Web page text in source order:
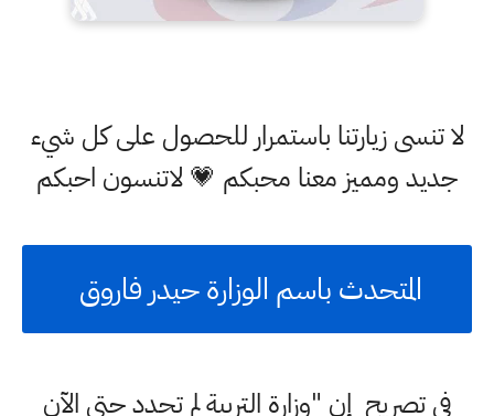
لا تنسى زيارتنا باستمرار للحصول على كل شيء
جديد ومميز معنا محبكم 💗 لاتنسون احبكم
المتحدث باسم الوزارة حيدر فاروق
في تصريح إن "وزارة التربية لم تحدد حتى الآن